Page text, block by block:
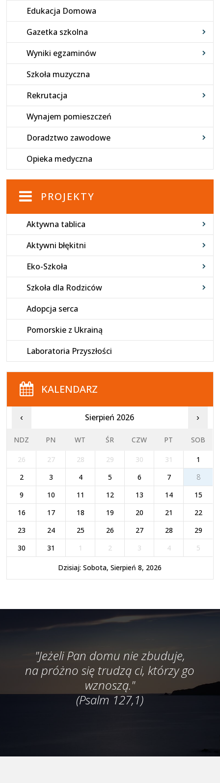
Edukacja Domowa
Gazetka szkolna
Wyniki egzaminów
Szkoła muzyczna
Rekrutacja
Wynajem pomieszczeń
Doradztwo zawodowe
Opieka medyczna
PROJEKTY
Aktywna tablica
Aktywni błękitni
Eko-Szkoła
Szkoła dla Rodziców
Adopcja serca
Pomorskie z Ukrainą
Laboratoria Przyszłości
KALENDARZ
‹ Sierpień 2026 ›
NDZ PN WT ŚR CZW PT SOB
26 27 28 29 30 31
1
2
3 4 5 6 7
8
9
10 11 12 13 14
15
16
17 18 19 20 21
22
23
24 25 26 27 28
29
30
31 1 2 3 4 5
Dzisiaj: Sobota, Sierpień 8, 2026
"Jeżeli Pan domu nie zbuduje,
na próżno się trudzą ci, którzy go
wznoszą."
(Psalm 127,1)